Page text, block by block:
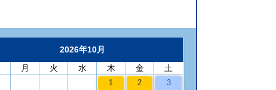
2026年10月
月 火 水 木 金 土
1 2 3